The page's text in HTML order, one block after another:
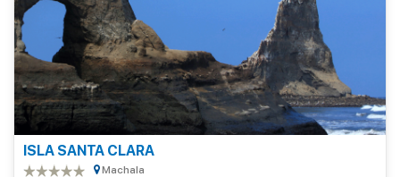
ISLA SANTA CLARA
Machala